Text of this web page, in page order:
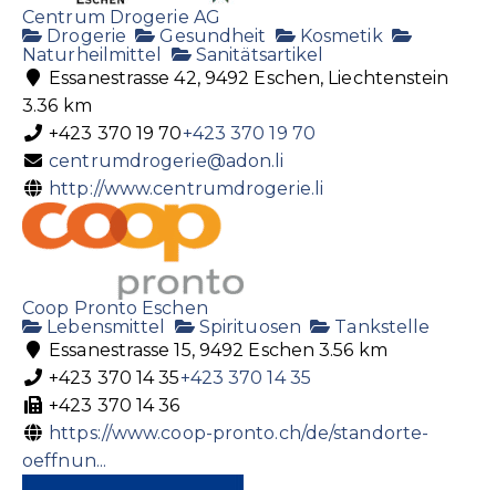
Centrum Drogerie AG
Drogerie
Gesundheit
Kosmetik
Naturheilmittel
Sanitätsartikel
Essanestrasse 42, 9492 Eschen, Liechtenstein
3.36 km
+423 370 19 70+423 370 19 70
centrumdrogerie@adon.li
http://www.centrumdrogerie.li
Coop Pronto Eschen
Lebensmittel
Spirituosen
Tankstelle
Essanestrasse 15, 9492 Eschen 3.56 km
+423 370 14 35+423 370 14 35
+423 370 14 36
https://www.coop-pronto.ch/de/standorte-
oeffnun...